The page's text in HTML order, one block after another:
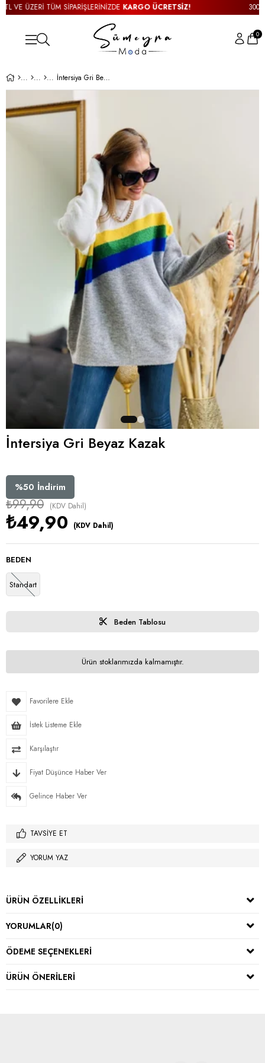
ÜZERİ TÜM SİPARİŞLERİNİZDEKARGO ÜCRETSİZ!
0
İntersiya Gri Beyaz Kazak
İntersiya Gri Beyaz Kazak
%50 İndirim
₺99,90 (KDV Dahil)
₺49,90 (KDV Dahil)
BEDEN
Standart
Beden Tablosu
Ürün stoklarımızda kalmamıştır.
Favorilere Ekle
İstek Listeme Ekle
Karşılaştır
Fiyat Düşünce Haber Ver
Gelince Haber Ver
TAVSIYE ET
YORUM YAZ
ÜRÜN ÖZELLIKLERI
YORUMLAR(0)
ÖDEME SEÇENEKLERI
ÜRÜN ÖNERILERI